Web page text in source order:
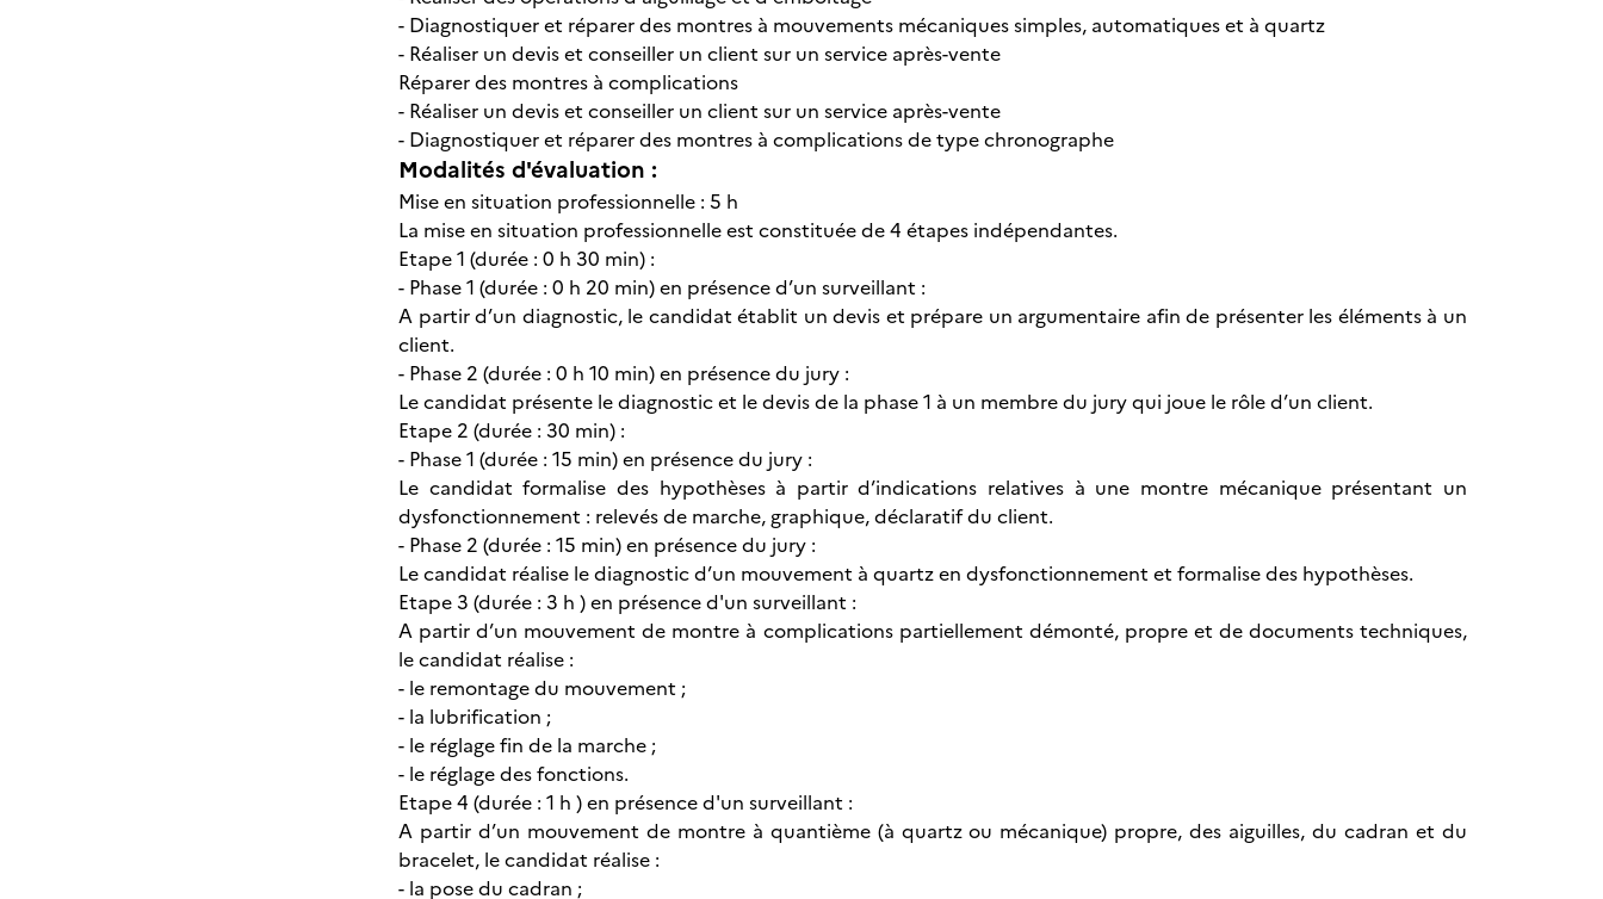
- Diagnostiquer et réparer des montres à mouvements mécaniques simples, automatiques et à quartz
- Réaliser un devis et conseiller un client sur un service après-vente
Réparer des montres à complications
- Réaliser un devis et conseiller un client sur un service après-vente
- Diagnostiquer et réparer des montres à complications de type chronographe
Modalités d'évaluation :
Mise en situation professionnelle : 5 h
La mise en situation professionnelle est constituée de 4 étapes indépendantes.
Etape 1 (durée : 0 h 30 min) :
- Phase 1 (durée : 0 h 20 min) en présence d’un surveillant :
A partir d’un diagnostic, le candidat établit un devis et prépare un argumentaire afin de présenter les éléments à un
client.
- Phase 2 (durée : 0 h 10 min) en présence du jury :
Le candidat présente le diagnostic et le devis de la phase 1 à un membre du jury qui joue le rôle d’un client.
Etape 2 (durée : 30 min) :
- Phase 1 (durée : 15 min) en présence du jury :
Le candidat formalise des hypothèses à partir d’indications relatives à une montre mécanique présentant un
dysfonctionnement : relevés de marche, graphique, déclaratif du client.
- Phase 2 (durée : 15 min) en présence du jury :
Le candidat réalise le diagnostic d’un mouvement à quartz en dysfonctionnement et formalise des hypothèses.
Etape 3 (durée : 3 h ) en présence d'un surveillant :
A partir d’un mouvement de montre à complications partiellement démonté, propre et de documents techniques,
le candidat réalise :
- le remontage du mouvement ;
- la lubrification ;
- le réglage fin de la marche ;
- le réglage des fonctions.
Etape 4 (durée : 1 h ) en présence d'un surveillant :
A partir d’un mouvement de montre à quantième (à quartz ou mécanique) propre, des aiguilles, du cadran et du
bracelet, le candidat réalise :
- la pose du cadran ;